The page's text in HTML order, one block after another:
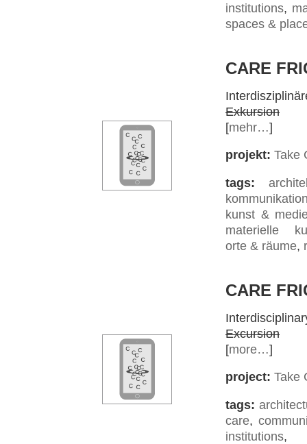
institutions,
spaces &
CARE
Exkursion
[mehr…]
projekt: Take
tags:
kunst &
materielle
orte & räume,
CARE
Excursion
[more…]
project: Take
tags:
care,
institutions